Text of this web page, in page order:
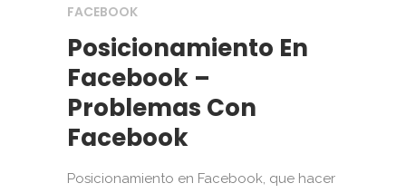
FACEBOOK
Posicionamiento En
Facebook –
Problemas Con
Facebook
Posicionamiento en Facebook, que hacer